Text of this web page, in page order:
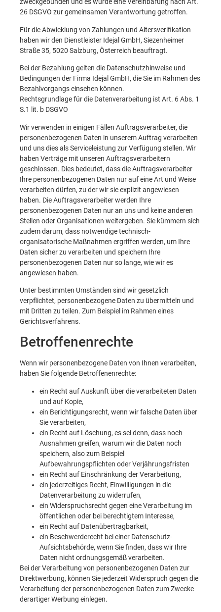
zweckgebunden und es wurde eine Vereinbarung nach Art.
26 DSGVO zur gemeinsamen Verantwortung getroffen.
Für die Abwicklung von Zahlungen und Altersverifikation
haben wir den Dienstleister Idejal GmbH, Siezenheimer
Straße 35, 5020 Salzburg, Österreich beauftragt.
Bei der Bezahlung gelten die Datenschutzhinweise und
Bedingungen der Firma Idejal GmbH, die Sie im Rahmen des
Bezahlvorgangs einsehen können.
Rechtsgrundlage für die Datenverarbeitung ist Art. 6 Abs. 1
S.1 lit. b DSGVO
Wir verwenden in einigen Fällen Auftragsverarbeiter, die
personenbezogenen Daten in unserem Auftrag verarbeiten
und uns dies als Serviceleistung zur Verfügung stellen. Wir
haben Verträge mit unseren Auftragsverarbeitern
geschlossen. Dies bedeutet, dass die Auftragsverarbeiter
Ihre personenbezogenen Daten nur auf eine Art und Weise
verarbeiten dürfen, zu der wir sie explizit angewiesen
haben. Die Auftragsverarbeiter werden Ihre
personenbezogenen Daten nur an uns und keine anderen
Stellen oder Organisationen weitergeben. Sie kümmern sich
zudem darum, dass notwendige technisch-
organisatorische Maßnahmen ergriffen werden, um Ihre
Daten sicher zu verarbeiten und speichern Ihre
personenbezogenen Daten nur so lange, wie wir es
angewiesen haben.
Unter bestimmten Umständen sind wir gesetzlich
verpflichtet, personenbezogene Daten zu übermitteln und
mit Dritten zu teilen. Zum Beispiel im Rahmen eines
Gerichtsverfahrens.
Betroffenenrechte
Wenn wir personenbezogene Daten von Ihnen verarbeiten,
haben Sie folgende Betroffenenrechte:
ein Recht auf Auskunft über die verarbeiteten Daten
und auf Kopie,
ein Berichtigungsrecht, wenn wir falsche Daten über
Sie verarbeiten,
ein Recht auf Löschung, es sei denn, dass noch
Ausnahmen greifen, warum wir die Daten noch
speichern, also zum Beispiel
Aufbewahrungspflichten oder Verjährungsfristen
ein Recht auf Einschränkung der Verarbeitung,
ein jederzeitiges Recht, Einwilligungen in die
Datenverarbeitung zu widerrufen,
ein Widerspruchsrecht gegen eine Verarbeitung im
öffentlichen oder bei berechtigtem Interesse,
ein Recht auf Datenübertragbarkeit,
ein Beschwerderecht bei einer Datenschutz-
Aufsichtsbehörde, wenn Sie finden, dass wir Ihre
Daten nicht ordnungsgemäß verarbeiten.
Bei der Verarbeitung von personenbezogenen Daten zur
Direktwerbung, können Sie jederzeit Widerspruch gegen die
Verarbeitung der personenbezogenen Daten zum Zwecke
derartiger Werbung einlegen.